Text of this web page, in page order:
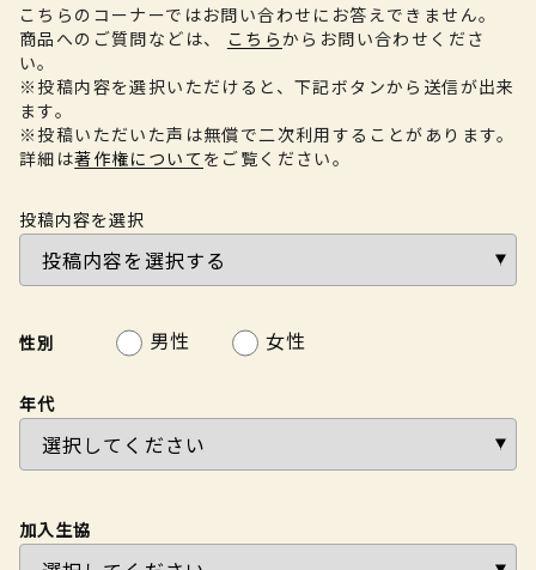
こちらのコーナーではお問い合わせにお答えできません。
商品へのご質問などは、
こちらからお問い合わせくださ
い。
※投稿内容を選択いただけると、下記ボタンから送信が出来
ます。
※投稿いただいた声は無償で二次利用することがあります。
詳細は著作権について をご覧ください。
投稿内容を選択
性別 男性 女性
年代
加入生協